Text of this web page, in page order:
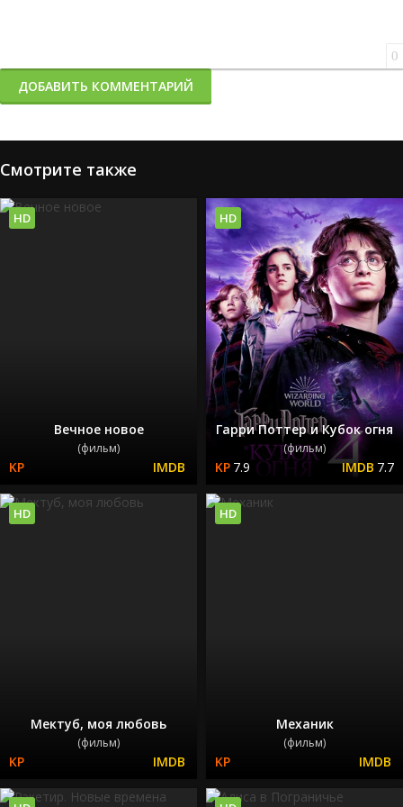
0
ДОБАВИТЬ КОММЕНТАРИЙ
Смотрите также
Вечное новое
(фильм)
HD
Гарри Поттер и Кубок огня
(фильм)
7.9 7.7
HD
Мектуб, моя любовь
(фильм)
HD
Механик
(фильм)
HD